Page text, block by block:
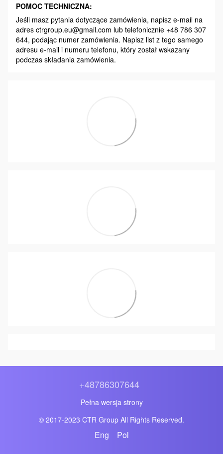
POMOC TECHNICZNA:
Jeśli masz pytania dotyczące zamówienia, napisz e-mail na
adres ctrgroup.eu@gmail.com lub telefonicznie +48 786 307
644, podając numer zamówienia. Napisz list z tego samego
adresu e-mail i numeru telefonu, który został wskazany
podczas składania zamówienia.
+48786307644
Pełna wersja strony
© 2017-2023 CTR Group All Rights Reserved.
Eng Pol